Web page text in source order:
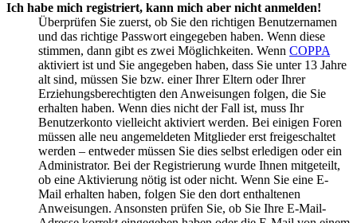
Ich habe mich registriert, kann mich aber nicht anmelden!
Überprüfen Sie zuerst, ob Sie den richtigen Benutzernamen
und das richtige Passwort eingegeben haben. Wenn diese
stimmen, dann gibt es zwei Möglichkeiten. Wenn COPPA
aktiviert ist und Sie angegeben haben, dass Sie unter 13 Jahre
alt sind, müssen Sie bzw. einer Ihrer Eltern oder Ihrer
Erziehungsberechtigten den Anweisungen folgen, die Sie
erhalten haben. Wenn dies nicht der Fall ist, muss Ihr
Benutzerkonto vielleicht aktiviert werden. Bei einigen Foren
müssen alle neu angemeldeten Mitglieder erst freigeschaltet
werden – entweder müssen Sie dies selbst erledigen oder ein
Administrator. Bei der Registrierung wurde Ihnen mitgeteilt,
ob eine Aktivierung nötig ist oder nicht. Wenn Sie eine E-
Mail erhalten haben, folgen Sie den dort enthaltenen
Anweisungen. Ansonsten prüfen Sie, ob Sie Ihre E-Mail-